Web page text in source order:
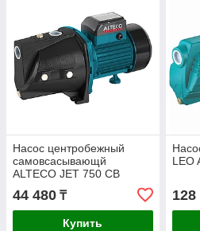
Насос центробежный
самовсасывающй
ALTECO JET 750 CB
44 480 ₸
Купить
LEO
128